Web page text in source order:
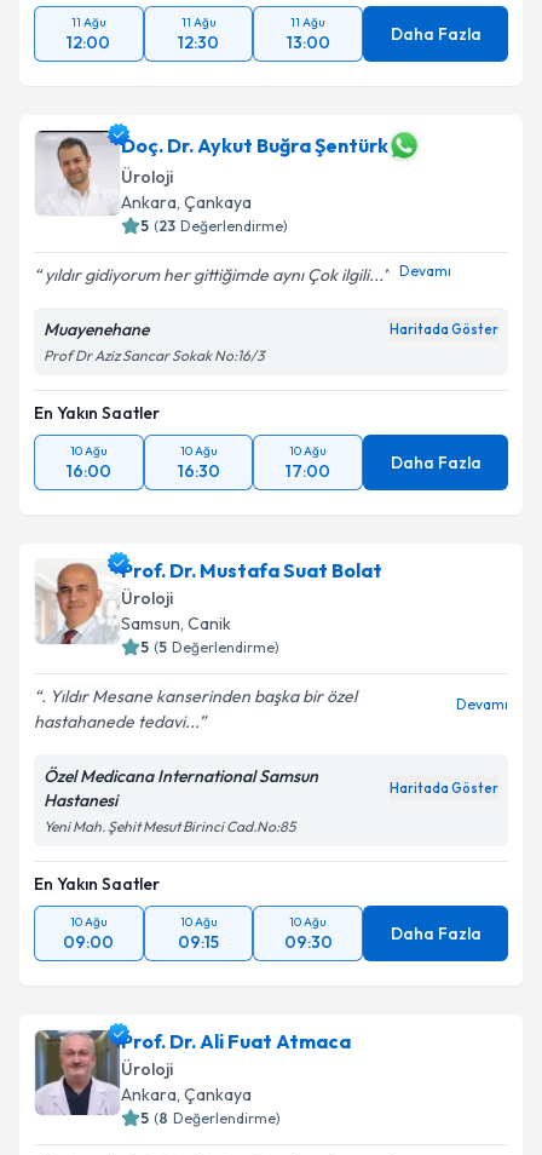
11 Ağu
12:00
11 Ağu
12:30
11 Ağu
13:00 Daha Fazla
Doç. Dr. Aykut Buğra Şentürk
Üroloji
Ankara, Çankaya
5 (23 Değerlendirme)
yıldır gidiyorum her gittiğimde aynı Çok ilgili... Devamı
Muayenehane Haritada Göster
Prof Dr Aziz Sancar Sokak No:16/3
En Yakın Saatler
10 Ağu
16:00
10 Ağu
16:30
10 Ağu
17:00 Daha Fazla
Prof. Dr. Mustafa Suat Bolat
Üroloji
Samsun, Canik
5 (5 Değerlendirme)
. Yıldır Mesane kanserinden başka bir özel
hastahanede tedavi...
Devamı
Özel Medicana International Samsun
Hastanesi
Haritada Göster
Yeni Mah. Şehit Mesut Birinci Cad.No:85
En Yakın Saatler
10 Ağu
09:00
10 Ağu
09:15
10 Ağu
09:30 Daha Fazla
Prof. Dr. Ali Fuat Atmaca
Üroloji
Ankara, Çankaya
5 (8 Değerlendirme)